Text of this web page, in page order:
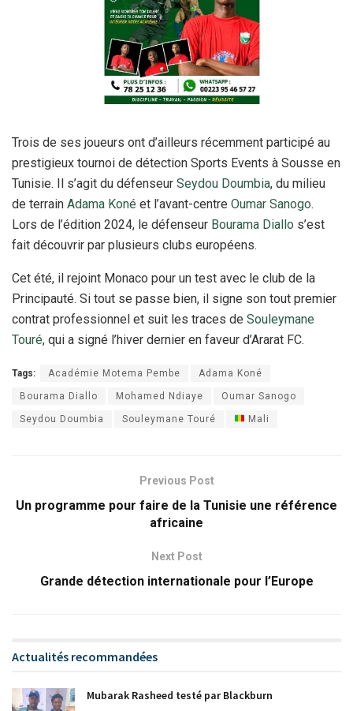
Trois de ses joueurs ont d’ailleurs récemment participé au
prestigieux tournoi de détection Sports Events à Sousse en
Tunisie. Il s’agit du défenseur Seydou Doumbia, du milieu
de terrain Adama Koné et l’avant-centre Oumar Sanogo.
Lors de l’édition 2024, le défenseur Bourama Diallo s’est
fait découvrir par plusieurs clubs européens.
Cet été, il rejoint Monaco pour un test avec le club de la
Principauté. Si tout se passe bien, il signe son tout premier
contrat professionnel et suit les traces de Souleymane
Touré, qui a signé l’hiver dernier en faveur d’Ararat FC.
Tags: Académie Motema Pembe Adama Koné
Bourama Diallo Mohamed Ndiaye Oumar Sanogo
Seydou Doumbia Souleymane Touré Mali
Previous Post
Un programme pour faire de la Tunisie une référence
africaine
Next Post
Grande détection internationale pour l’Europe
Actualités recommandées
Mubarak Rasheed testé par Blackburn